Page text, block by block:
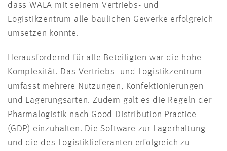
dass WALA mit seinem Vertriebs- und
Logistikzentrum alle baulichen Gewerke erfolgreich
umsetzen konnte.
Herausfordernd für alle Beteiligten war die hohe
Komplexität. Das Vertriebs- und Logistikzentrum
umfasst mehrere Nutzungen, Konfektionierungen
und Lagerungsarten. Zudem galt es die Regeln der
Pharmalogistik nach Good Distribution Practice
(GDP) einzuhalten. Die Software zur Lagerhaltung
und die des Logistiklieferanten erfolgreich zu